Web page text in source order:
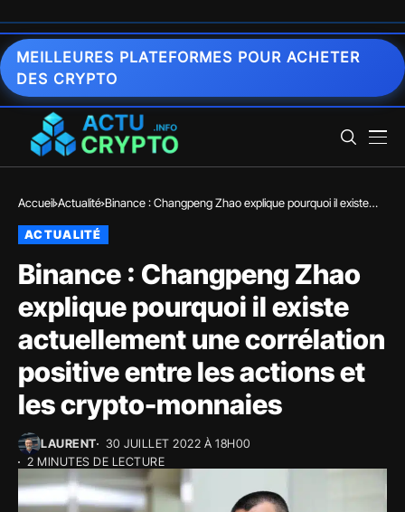
MEILLEURES PLATEFORMES POUR ACHETER
DES CRYPTO
Accueil Actualité Binance : Changpeng Zhao explique pourquoi il existe
ACTUALITÉ
Binance : Changpeng Zhao
explique pourquoi il existe
actuellement une corrélation
positive entre les actions et
les crypto-monnaies
LAURENT
30 JUILLET 2022 À 18H00
2 MINUTES DE LECTURE